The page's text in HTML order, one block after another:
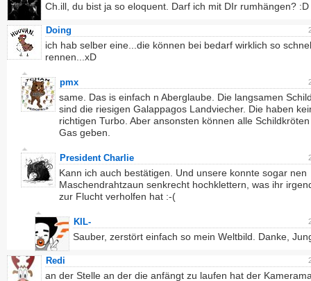
Ch.ill, du bist ja so eloquent. Darf ich mit DIr rumhängen? :D
Doing
ich hab selber eine...die können bei bedarf wirklich so
rennen...xD
pmx
same. Das is einfach n Aberglaube. Die langsamen
sind die riesigen Galappagos Landviecher. Die haben
richtigen Turbo. Aber ansonsten können alle
Gas geben.
President Charlie
Kann ich auch bestätigen. Und unsere konnte sogar nen
Maschendrahtzaun senkrecht hochklettern, was ihr
zur Flucht verholfen hat :-(
KIL-
Sauber, zerstört einfach so mein Weltbild. Danke,
Redi
an der Stelle an der die anfängt zu laufen hat der